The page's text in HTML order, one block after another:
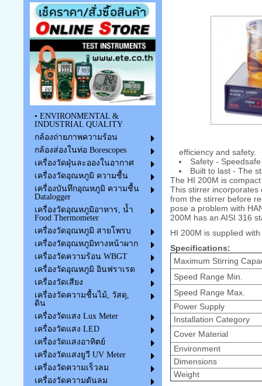
• ENVIRONMENTAL &
INDUSTRIAL QUALITY
กล้องถ่ายภาพความร้อน
กล้องส่องในท่อ Borescopes
เครื่องวัดฝุ่นละอองในอากาศ
เครื่องวัดอุณหภูมิ ความชื้น
เครื่องบันทึกอุณหภูมิ ความชื้น
Datalogger
เครื่องวัดอุณหภูมิอาหาร, น้ำ
Food Thermometer
เครื่องวัดอุณหภูมิ สายโพรบ
เครื่องวัดอุณหภูมิทางหน้าผาก
เครื่องวัดความร้อน WBGT
เครื่องวัดอุณหภูมิ อินฟราเรด
เครื่องวัดเสียง
เครื่องวัดความชื้นไม้, วัสดุ,
ดิน
เครื่องวัดแสง Lux Meter
เครื่องวัดแสง LED
เครื่องวัดแสงอาทิตย์
เครื่องวัดแสงยูวี UV Meter
เครื่องวัดความเร็วลม
เครื่องวัดความดันลม
efficiency and safety.
Safety -
Built to last - The
The HI 200M is
This stirrer incorporates
from the stirrer before
pose a problem with
200M has an AISI 316
HI 200M is supplied
Specifications:
Maximum Stirring
Speed Range Min.
Speed Range Max.
Power Supply
Installation Category
Cover Material
Environment
Dimensions
Weight